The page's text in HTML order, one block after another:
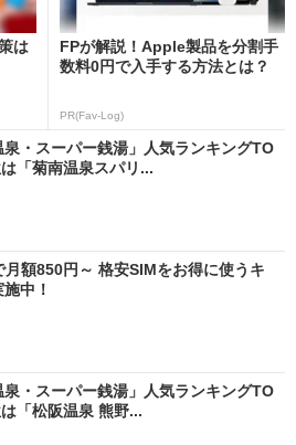
は
FPが解説！Apple製品を分割手
数料0円で入手する方法とは？
PR(Fav-Log)
泉・スーパー銭湯」人気ランキングTO
「菊南温泉スパリ...
月額850円～ 格安SIMをお得に使うキ
中！
泉・スーパー銭湯」人気ランキングTO
「松阪温泉 熊野...